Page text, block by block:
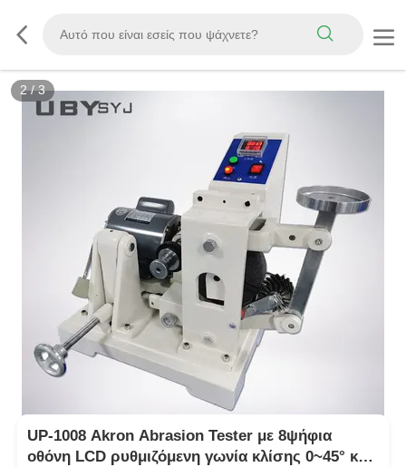
3/3
UP-1008 Akron Abrasion Tester με 8ψήφια
οθόνη LCD ρυθμιζόμενη γωνία κλίσης 0~45° και